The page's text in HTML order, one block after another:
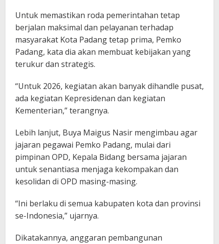
Untuk memastikan roda pemerintahan tetap
berjalan maksimal dan pelayanan terhadap
masyarakat Kota Padang tetap prima, Pemko
Padang, kata dia akan membuat kebijakan yang
terukur dan strategis.
“Untuk 2026, kegiatan akan banyak dihandle pusat,
ada kegiatan Kepresidenan dan kegiatan
Kementerian,” terangnya.
Lebih lanjut, Buya Maigus Nasir mengimbau agar
jajaran pegawai Pemko Padang, mulai dari
pimpinan OPD, Kepala Bidang bersama jajaran
untuk senantiasa menjaga kekompakan dan
kesolidan di OPD masing-masing.
“Ini berlaku di semua kabupaten kota dan provinsi
se-Indonesia,” ujarnya.
Dikatakannya, anggaran pembangunan